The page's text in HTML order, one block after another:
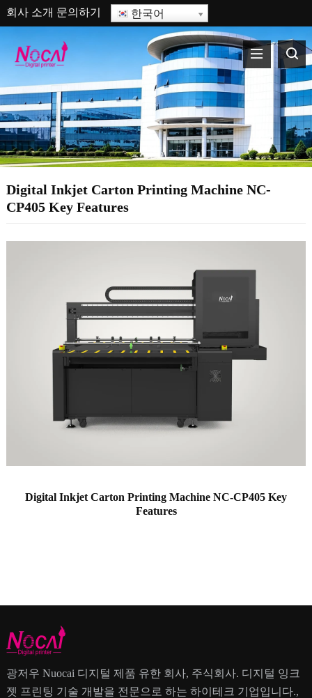
회사 소개 문의하기 한국어
Digital Inkjet Carton Printing Machine NC-
CP405 Key Features
Digital Inkjet Carton Printing Machine NC-CP405 Key
Features
광저우 Nuocai 디지털 제품 유한 회사, 주식회사. 디지털 잉크
젯 프린팅 기술 개발을 전문으로 하는 하이테크 기업입니다.,